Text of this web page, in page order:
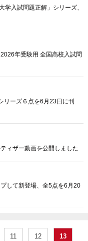
入試問題正解」シリーズ、
年受験用 全国高校入試問
ーズ６点を6月23日に刊
ィザー動画を公開しました
して新登場、全5点を6月20
11 12 13